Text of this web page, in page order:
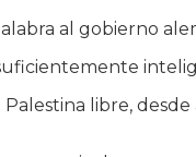
al gobierno
libre,